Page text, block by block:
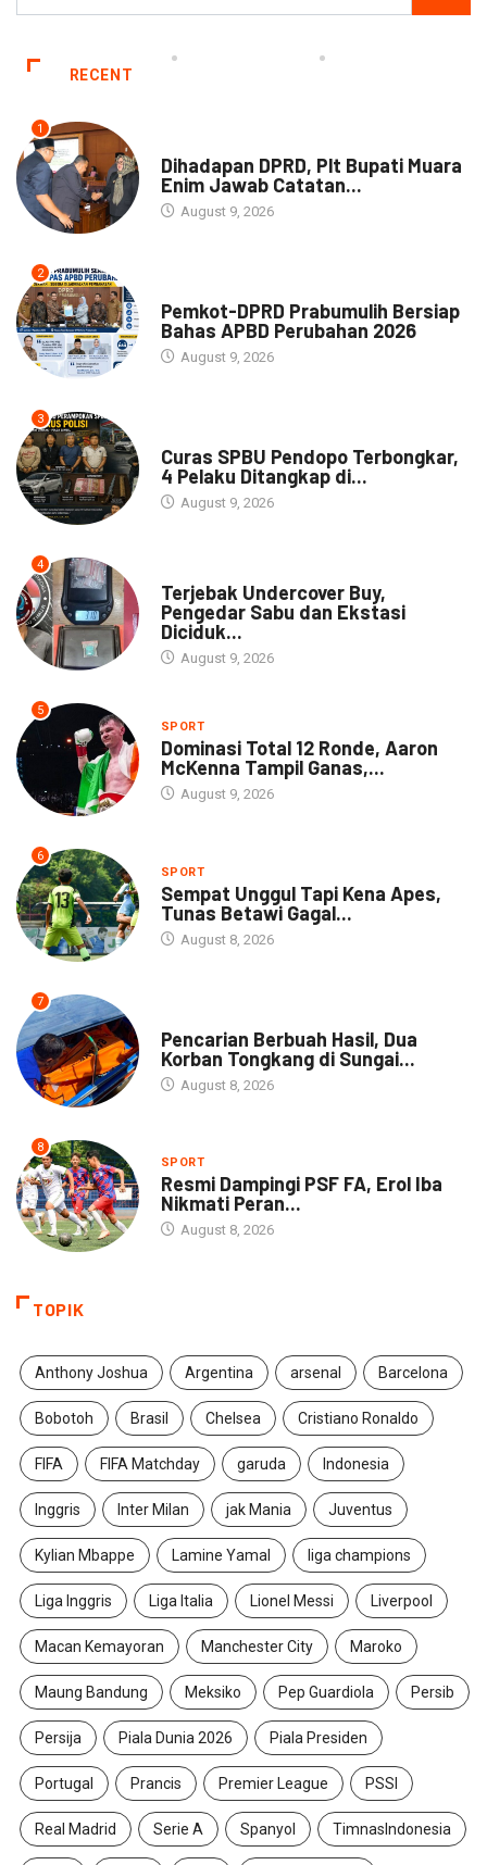
RECENT
1
Dihadapan DPRD, Plt Bupati Muara
Enim Jawab Catatan...
August 9, 2026
2
Pemkot-DPRD Prabumulih Bersiap
Bahas APBD Perubahan 2026
August 9, 2026
3
Curas SPBU Pendopo Terbongkar,
4 Pelaku Ditangkap di...
August 9, 2026
4
Terjebak Undercover Buy,
Pengedar Sabu dan Ekstasi
Diciduk...
August 9, 2026
5
SPORT
Dominasi Total 12 Ronde, Aaron
McKenna Tampil Ganas,...
August 9, 2026
6
SPORT
Sempat Unggul Tapi Kena Apes,
Tunas Betawi Gagal...
August 8, 2026
7
Pencarian Berbuah Hasil, Dua
Korban Tongkang di Sungai...
August 8, 2026
8
SPORT
Resmi Dampingi PSF FA, Erol Iba
Nikmati Peran...
August 8, 2026
TOPIK
Anthony Joshua Argentina arsenal Barcelona
Bobotoh Brasil Chelsea Cristiano Ronaldo
FIFA FIFA Matchday garuda Indonesia
Inggris Inter Milan jak Mania Juventus
Kylian Mbappe Lamine Yamal liga champions
Liga Inggris Liga Italia Lionel Messi Liverpool
Macan Kemayoran Manchester City Maroko
Maung Bandung Meksiko Pep Guardiola Persib
Persija Piala Dunia 2026 Piala Presiden
Portugal Prancis Premier League PSSI
Real Madrid Serie A Spanyol TimnasIndonesia